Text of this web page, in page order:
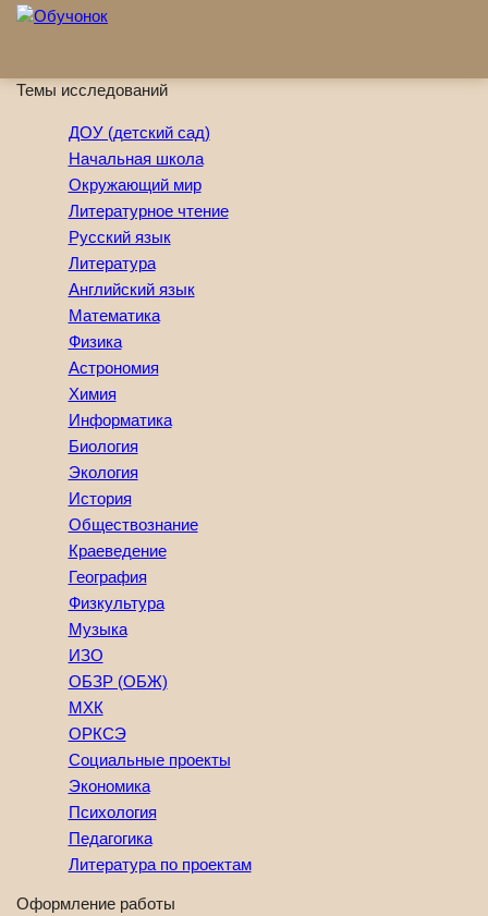
Перейти к основному содержанию
Темы исследований
ДОУ (детский сад)
Начальная школа
Окружающий мир
Литературное чтение
Русский язык
Литература
Английский язык
Математика
Физика
Астрономия
Химия
Информатика
Биология
Экология
История
Обществознание
Краеведение
География
Физкультура
Музыка
ИЗО
ОБЗР (ОБЖ)
МХК
ОРКСЭ
Социальные проекты
Экономика
Психология
Педагогика
Литература по проектам
Оформление работы